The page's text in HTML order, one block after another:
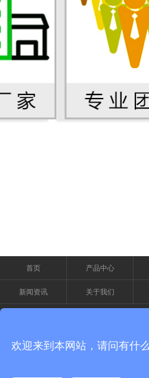
首页 产品中心
新闻资讯 关于我们
15876993318
欢迎来到本网站，请问有什